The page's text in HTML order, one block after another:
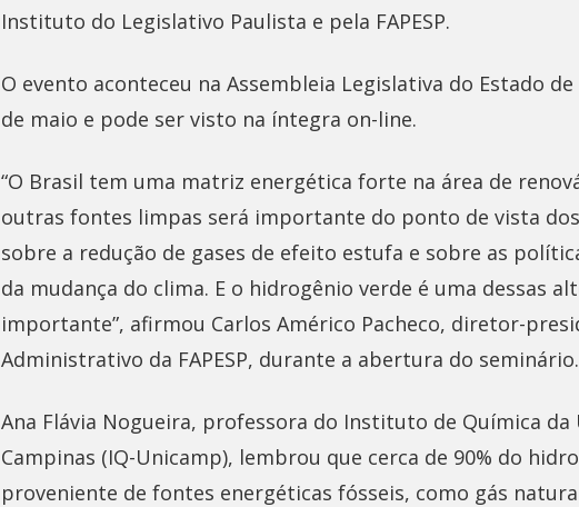
Instituto do Legislativo Paulista e pela FAPESP.
O evento aconteceu na Assembleia Legislativa do Estado de
de maio e pode ser visto na íntegra on-line.
“O Brasil tem uma matriz energética forte na área de
outras fontes limpas será importante do ponto de vista
sobre a redução de gases de efeito estufa e sobre as
da mudança do clima. E o hidrogênio verde é uma dessas
importante”, afirmou Carlos Américo Pacheco, diretor-
Administrativo da FAPESP, durante a abertura do seminário.
Ana Flávia Nogueira, professora do Instituto de Química da
Campinas (IQ-Unicamp), lembrou que cerca de 90% do
proveniente de fontes energéticas fósseis, como gás